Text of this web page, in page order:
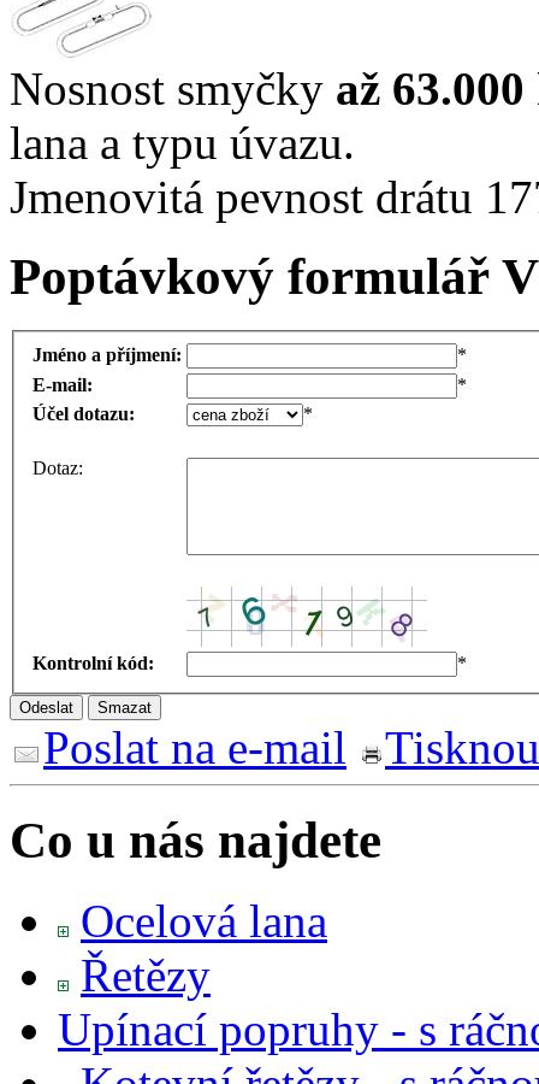
Nosnost smyčky až
lana a typu úvazu.
Jmenovitá pevnost drátu
Poptávkový formulář
Jméno a příjmení:
*
E-mail:
*
Účel dotazu:
*
Dotaz:
Kontrolní kód: *
Poslat na e-mail
Co u nás najdete
Ocelová lana
Řetězy
Upínací popruhy - s